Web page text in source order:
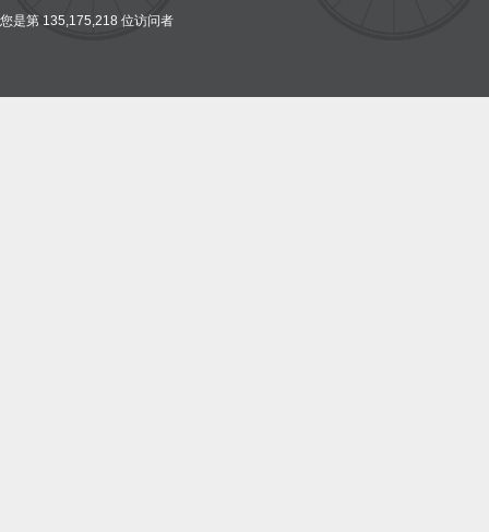
您是第 135,175,218 位访问者